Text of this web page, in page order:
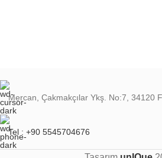
Mercan, Çakmakçılar Ykş. No:7, 34120
Tel : +90 5545704676